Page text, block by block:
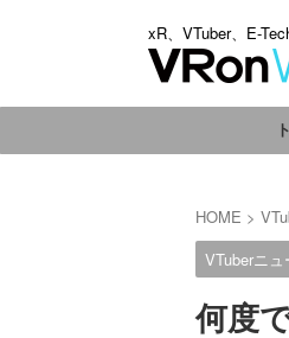
xR、VTuber、E-
HOME >
VTuberニュ
何度